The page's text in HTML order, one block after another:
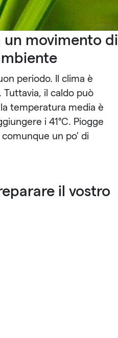
un movimento di
periodo. Il clima è
il caldo può
temperatura media è
i 41°C. Piogge
un po' di
il vostro